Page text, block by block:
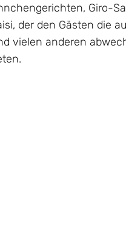
Giro-
der den Gästen die
vielen anderen